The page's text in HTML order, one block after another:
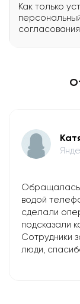
Как только
Обращалась
водой
сделали
подсказали
Сотрудники
люди,